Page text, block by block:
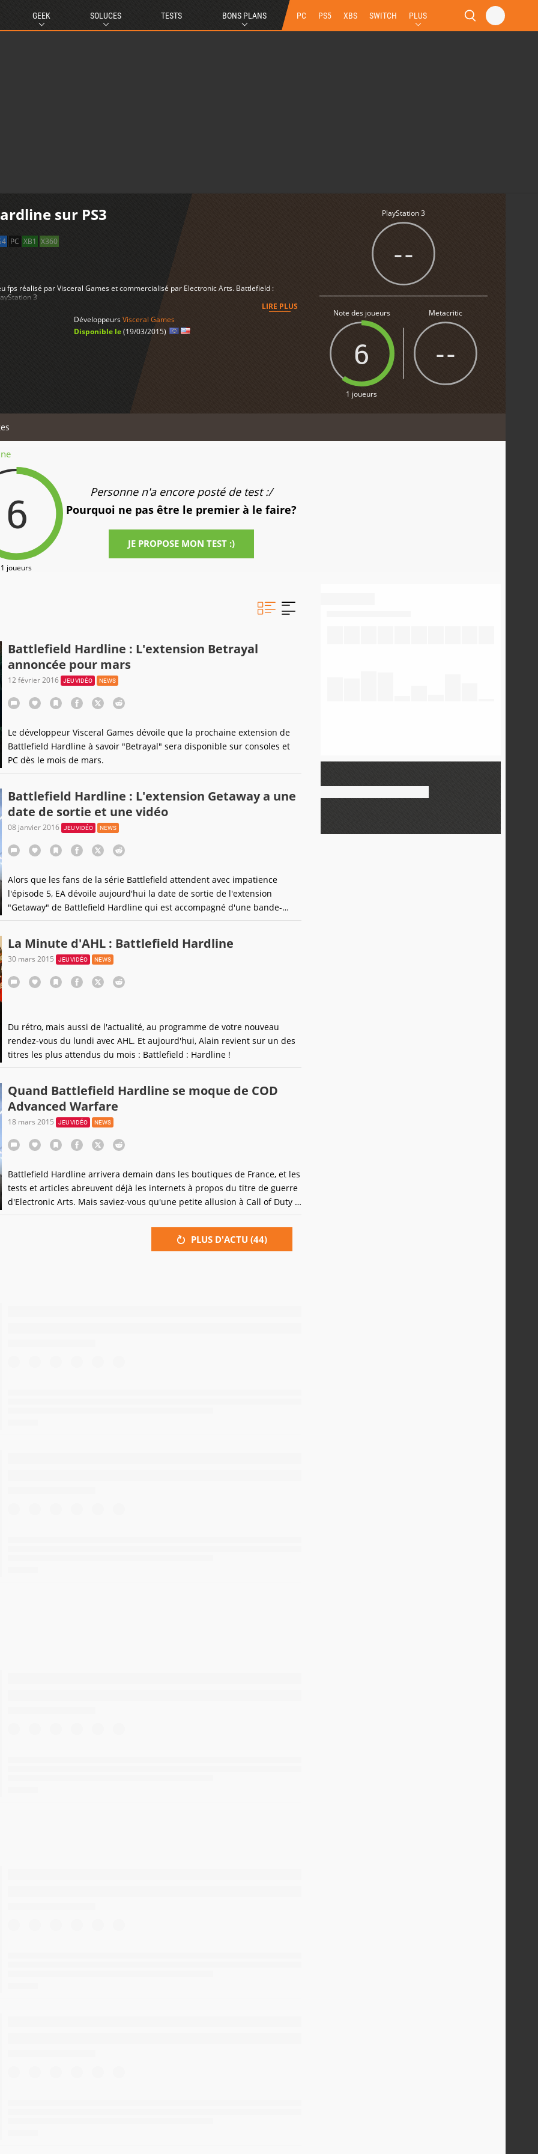
GEEK SOLUCES TESTS BONS PLANS PC PS5 XBS SWITCH PLUS
sur PS3
PC XB1 X360
fps réalisé par Visceral Games et commercialisé par Electronic Arts. Battlefield :
3
LIRE PLUS
DéveloppeursVisceral Games
Disponible le(19/03/2015)
PlayStation 3
--
Note des joueurs
6
1 joueurs
Metacritic
--
6
1 joueurs
Personne n'a encore posté de test :/
Pourquoi ne pas être le premier à le faire?
JE PROPOSE MON TEST :)
Battlefield Hardline : L'extension Betrayal
annoncée pour mars
12 février 2016 JEU VIDÉO NEWS
Le développeur Visceral Games dévoile que la prochaine extension de
Battlefield Hardline à savoir "Betrayal" sera disponible sur consoles et
PC dès le mois de mars.
Battlefield Hardline : L'extension Getaway a une
date de sortie et une vidéo
08 janvier 2016 JEU VIDÉO NEWS
Alors que les fans de la série Battlefield attendent avec impatience
l'épisode 5, EA dévoile aujourd'hui la date de sortie de l'extension
"Getaway" de Battlefield Hardline qui est accompagné d'une bande-
annonce.
La Minute d'AHL : Battlefield Hardline
30 mars 2015 JEU VIDÉO NEWS
Du rétro, mais aussi de l'actualité, au programme de votre nouveau
rendez-vous du lundi avec AHL. Et aujourd'hui, Alain revient sur un des
titres les plus attendus du mois : Battlefield : Hardline !
Quand Battlefield Hardline se moque de COD
Advanced Warfare
18 mars 2015 JEU VIDÉO NEWS
Battlefield Hardline arrivera demain dans les boutiques de France, et les
tests et articles abreuvent déjà les internets à propos du titre de guerre
d'Electronic Arts. Mais saviez-vous qu'une petite allusion à Call of Duty :
Advanced Warfare était présente dans le jeu ?
PLUS D'ACTU (44)